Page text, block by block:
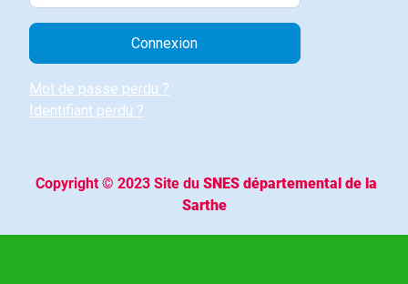
Connexion
Mot de passe perdu ?
Identifiant perdu ?
Copyright © 2023 Site du SNES départemental de la
Sarthe